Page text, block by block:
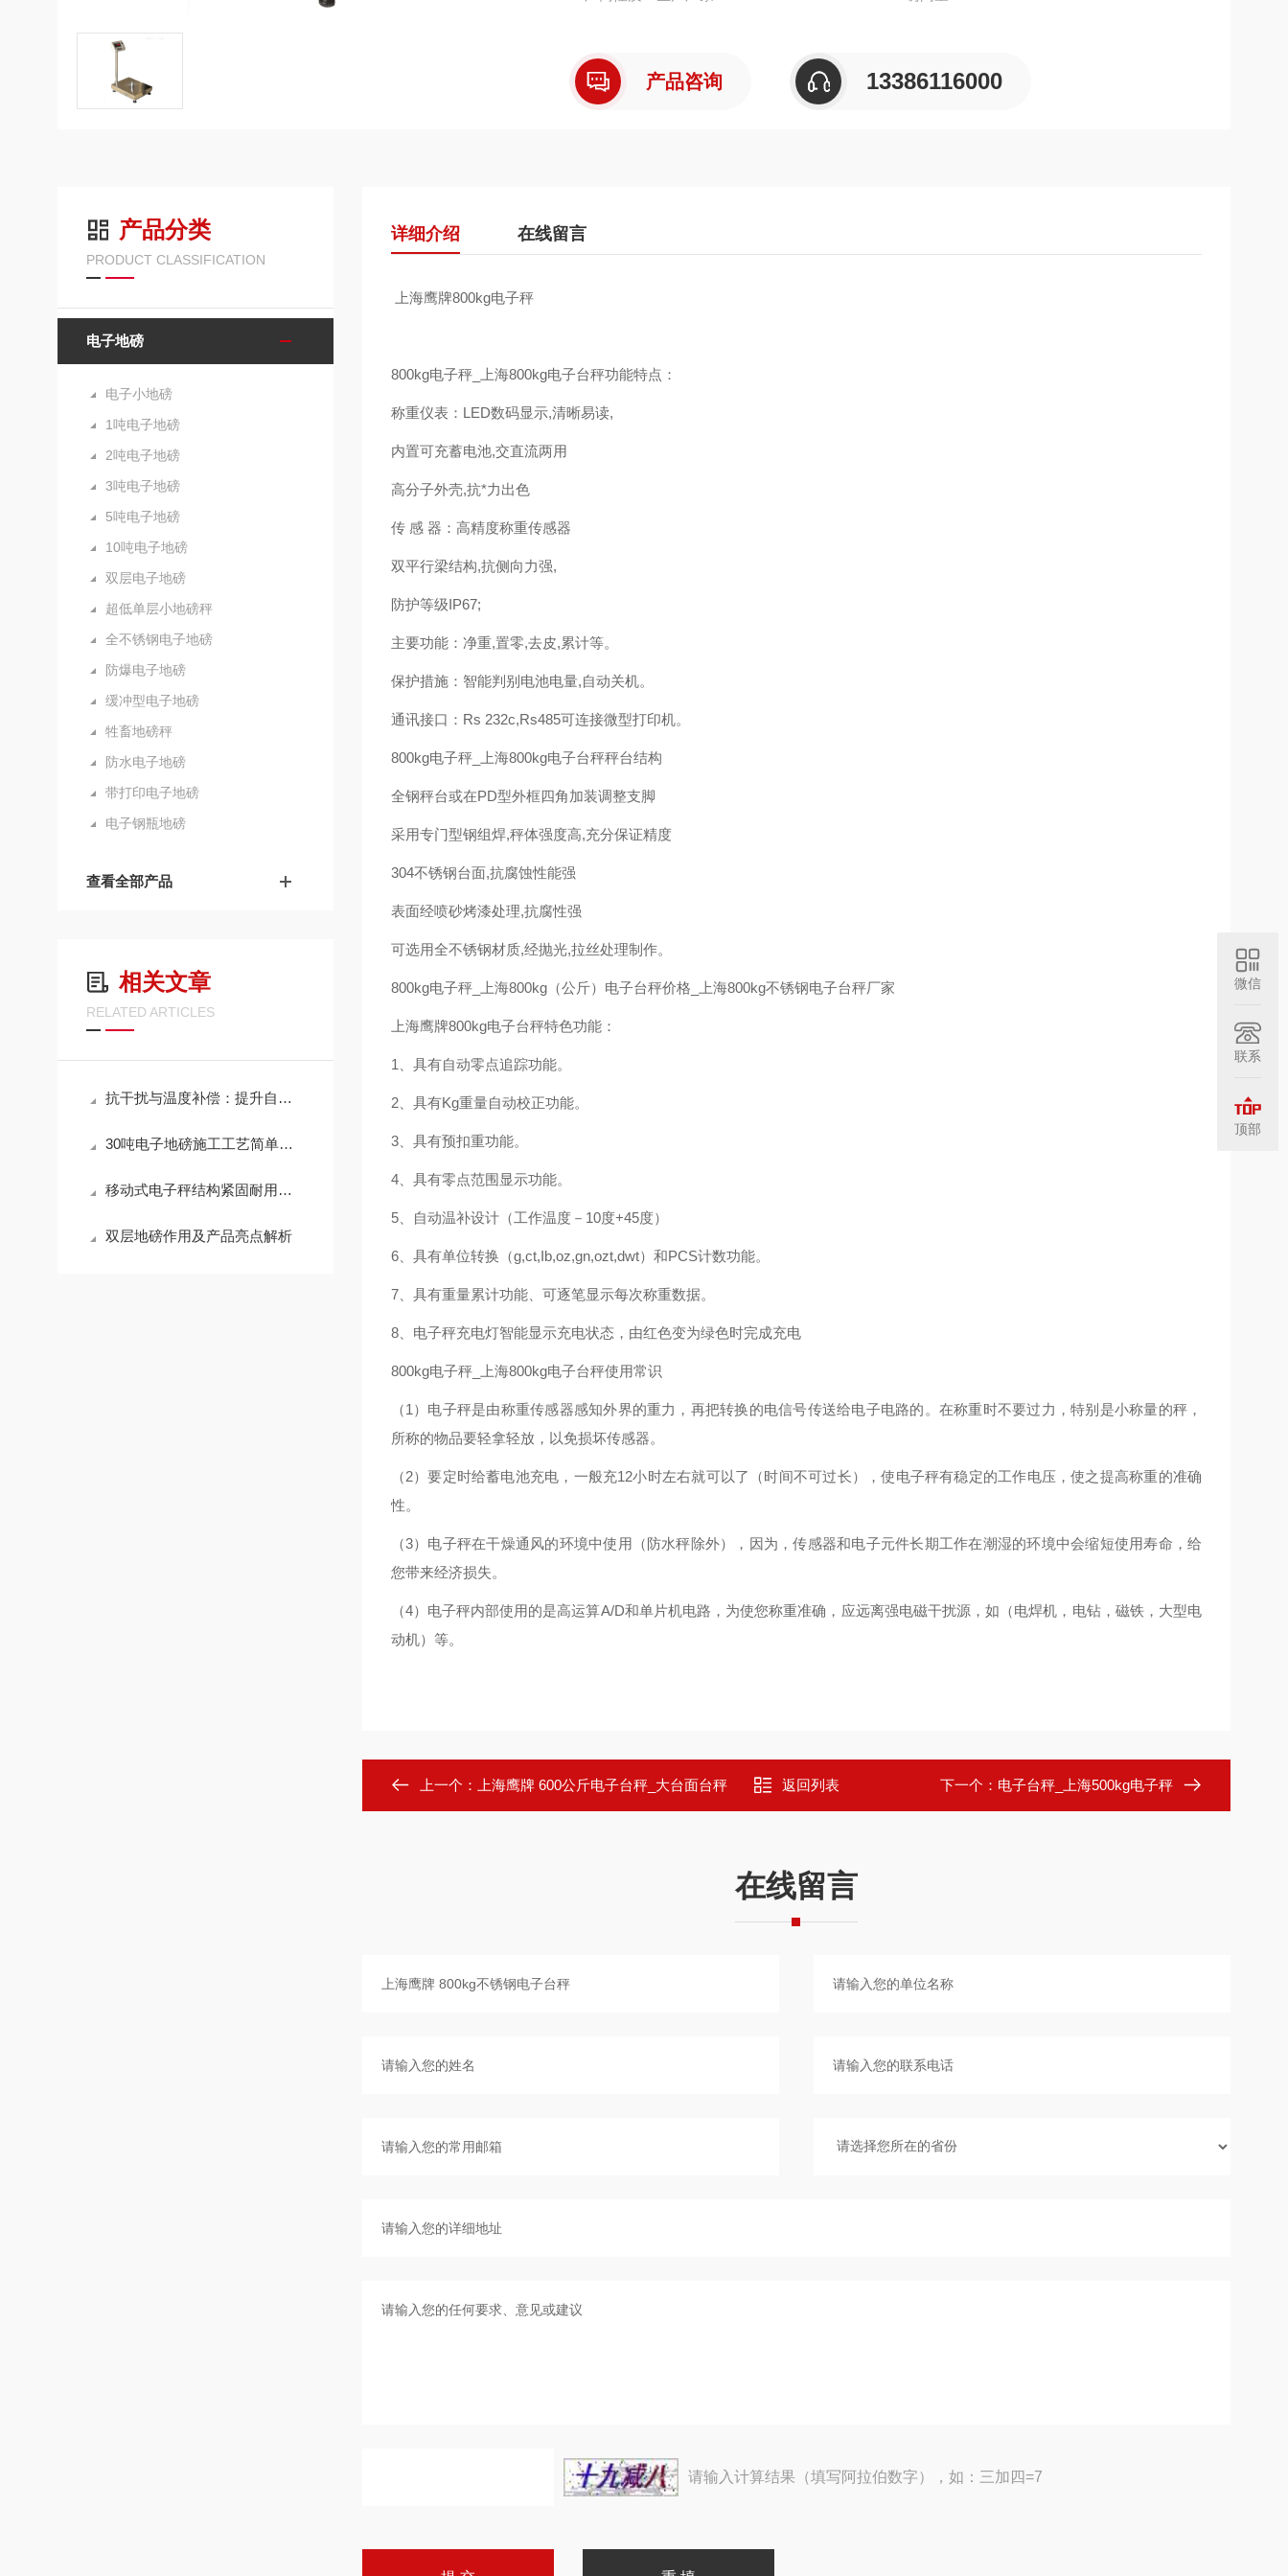
高分子外壳,抗*力出色
防护等级IP67;
通讯接口：Rs 232c,Rs485可连接微
产品咨询 13386116000
产品分类
PRODUCT CLASSIFICATION
电子地磅
电子小地磅
1吨电子地磅
2吨电子地磅
3吨电子地磅
5吨电子地磅
10吨电子地磅
双层电子地磅
超低单层小地磅秤
全不锈钢电子地磅
防爆电子地磅
缓冲型电子地磅
牲畜地磅秤
防水电子地磅
带打印电子地磅
电子钢瓶地磅
查看全部产品
相关文章
RELATED ARTICLES
抗干扰与温度补偿：提升自动称重系统稳定性的关键技术
30吨电子地磅施工工艺简单、快速
移动式电子秤结构紧固耐用，抗腐蚀性强
双层地磅作用及产品亮点解析
详细介绍 在线留言
上海鹰牌800kg电子秤
800kg电子秤_上海800kg电子台秤功能特点：
称重仪表：LED数码显示,清晰易读,
内置可充蓄电池,交直流两用
高分子外壳,抗*力出色
传 感 器：高精度称重传感器
双平行梁结构,抗侧向力强,
防护等级IP67;
主要功能：净重,置零,去皮,累计等。
保护措施：智能判别电池电量,自动关机。
通讯接口：Rs 232c,Rs485可连接微型打印机。
800kg电子秤_上海800kg电子台秤秤台结构
全钢秤台或在PD型外框四角加装调整支脚
采用专门型钢组焊,秤体强度高,充分保证精度
304不锈钢台面,抗腐蚀性能强
表面经喷砂烤漆处理,抗腐性强
可选用全不锈钢材质,经抛光,拉丝处理制作。
800kg电子秤_上海800kg（公斤）电子台秤价格_上海800kg不锈钢电子台秤厂家
上海鹰牌800kg电子台秤特色功能：
1、具有自动零点追踪功能。
2、具有Kg重量自动校正功能。
3、具有预扣重功能。
4、具有零点范围显示功能。
5、自动温补设计（工作温度－10度+45度）
6、具有单位转换（g,ct,Ib,oz,gn,ozt,dwt）和PCS计数功能。
7、具有重量累计功能、可逐笔显示每次称重数据。
8、电子秤充电灯智能显示充电状态，由红色变为绿色时完成充电
800kg电子秤_上海800kg电子台秤使用常识
（1）电子秤是由称重传感器感知外界的重力，再把转换的电信号传送给电子电路的。在称重时不要过力，特别是小称量的秤，
所称的物品要轻拿轻放，以免损坏传感器。
（2）要定时给蓄电池充电，一般充12小时左右就可以了（时间不可过长），使电子秤有稳定的工作电压，使之提高称重的准确
性。
（3）电子秤在干燥通风的环境中使用（防水秤除外），因为，传感器和电子元件长期工作在潮湿的环境中会缩短使用寿命，给
您带来经济损失。
（4）电子秤内部使用的是高运算A/D和单片机电路，为使您称重准确，应远离强电磁干扰源，如（电焊机，电钻，磁铁，大型电
动机）等。
上一个： 上海鹰牌 600公斤电子台秤_大台面台秤 返回列表 下一个： 电子台秤_上海500kg电子秤
在线留言
请输入计算结果（填写阿拉伯数字），如：三加四=7
微信
联系
顶部